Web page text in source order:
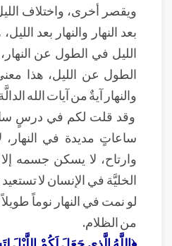
ويقصر أخرى، واختلاف
بعد النهار والنهار بعد
الليل في الطول عن
الطول عن الليل، هذا
والنهار آيةٌ من آيات الله
وقد قلت لكم في درسٍ
ساعاتٍ مديدة في
وارتاح، لا يسكن جسمه إلا
الخليَّة في الإنسان لا
لو نمت في النهار نوماً
من الظلام.